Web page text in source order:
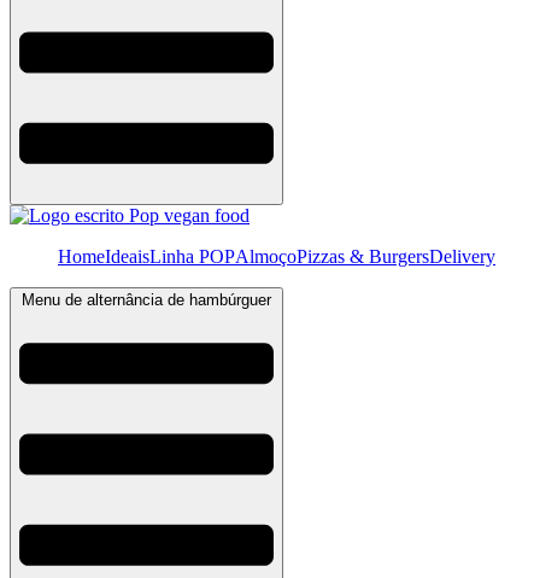
HomeIdeaisLinha POPAlmoçoPizzas & BurgersDelivery
Menu de alternância de hambúrguer